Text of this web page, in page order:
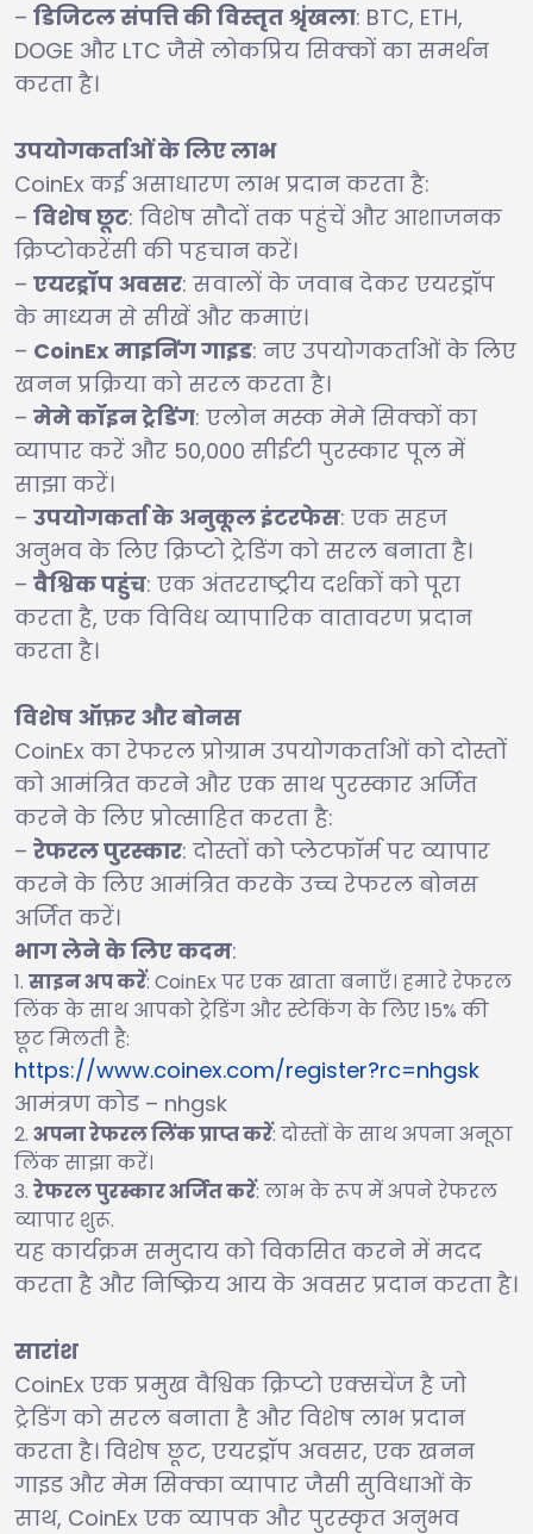
– डिजिटल संपत्ति की विस्तृत श्रृंखला: BTC, ETH,
DOGE और LTC जैसे लोकप्रिय सिक्कों का समर्थन
करता है।
उपयोगकर्ताओं के लिए लाभ
CoinEx कई असाधारण लाभ प्रदान करता है:
– विशेष छूट: विशेष सौदों तक पहुंचें और आशाजनक
क्रिप्टोकरेंसी की पहचान करें।
– एयरड्रॉप अवसर: सवालों के जवाब देकर एयरड्रॉप
के माध्यम से सीखें और कमाएं।
– CoinEx माइनिंग गाइड: नए उपयोगकर्ताओं के लिए
खनन प्रक्रिया को सरल करता है।
– मेमे कॉइन ट्रेडिंग: एलोन मस्क मेमे सिक्कों का
व्यापार करें और 50,000 सीईटी पुरस्कार पूल में
साझा करें।
– उपयोगकर्ता के अनुकूल इंटरफेस: एक सहज
अनुभव के लिए क्रिप्टो ट्रेडिंग को सरल बनाता है।
– वैश्विक पहुंच: एक अंतरराष्ट्रीय दर्शकों को पूरा
करता है, एक विविध व्यापारिक वातावरण प्रदान
करता है।
विशेष ऑफ़र और बोनस
CoinEx का रेफरल प्रोग्राम उपयोगकर्ताओं को दोस्तों
को आमंत्रित करने और एक साथ पुरस्कार अर्जित
करने के लिए प्रोत्साहित करता है:
– रेफरल पुरस्कार: दोस्तों को प्लेटफॉर्म पर व्यापार
करने के लिए आमंत्रित करके उच्च रेफरल बोनस
अर्जित करें।
भाग लेने के लिए कदम:
साइन अप करें: CoinEx पर एक खाता बनाएँ। हमारे रेफरल
लिंक के साथ आपको ट्रेडिंग और स्टेकिंग के लिए 15% की
छूट मिलती है:
https://www.coinex.com/register?rc=nhgsk
आमंत्रण कोड – nhgsk
अपना रेफरल लिंक प्राप्त करें: दोस्तों के साथ अपना अनूठा
लिंक साझा करें।
रेफरल पुरस्कार अर्जित करें: लाभ के रूप में अपने रेफरल
व्यापार शुरू.
यह कार्यक्रम समुदाय को विकसित करने में मदद
करता है और निष्क्रिय आय के अवसर प्रदान करता है।
सारांश
CoinEx एक प्रमुख वैश्विक क्रिप्टो एक्सचेंज है जो
ट्रेडिंग को सरल बनाता है और विशेष लाभ प्रदान
करता है। विशेष छूट, एयरड्रॉप अवसर, एक खनन
गाइड और मेम सिक्का व्यापार जैसी सुविधाओं के
साथ, CoinEx एक व्यापक और पुरस्कृत अनुभव